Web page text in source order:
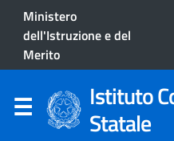
Ministero
dell'Istruzione e del
Merito
Istituto
Statale